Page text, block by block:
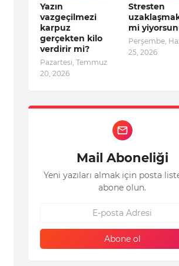
Yazın
vazgeçilmezi
karpuz
gerçekten kilo
verdirir mi?
Pazartesi, Temmuz
20, 2026
Stresten
mi
Perşembe,
25, 2026
Mail Aboneliği
Yeni yazıları almak için posta
abone olun.